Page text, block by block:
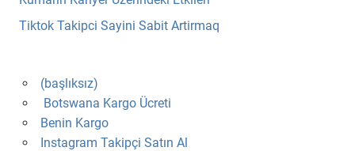
Tiktok Takipci Sayini Sabit Artirmaq
(başlıksız)
Botswana Kargo Ücreti
Benin Kargo
Instagram Takipçi Satın Al